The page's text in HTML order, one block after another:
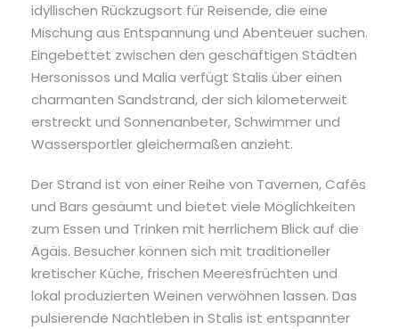
idyllischen Rückzugsort für Reisende, die eine
Mischung aus Entspannung und Abenteuer suchen.
Eingebettet zwischen den geschäftigen Städten
Hersonissos und Malia verfügt Stalis über einen
charmanten Sandstrand, der sich kilometerweit
erstreckt und Sonnenanbeter, Schwimmer und
Wassersportler gleichermaßen anzieht.
Der Strand ist von einer Reihe von Tavernen, Cafés
und Bars gesäumt und bietet viele Möglichkeiten
zum Essen und Trinken mit herrlichem Blick auf die
Ägäis. Besucher können sich mit traditioneller
kretischer Küche, frischen Meeresfrüchten und
lokal produzierten Weinen verwöhnen lassen. Das
pulsierende Nachtleben in Stalis ist entspannter